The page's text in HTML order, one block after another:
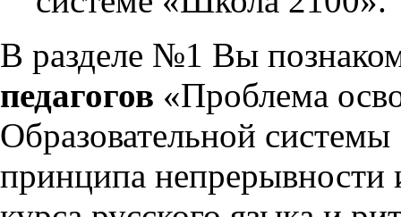
В разделе №1 Вы
педагогов «Проблема
Образовательной
принципа непрерывности